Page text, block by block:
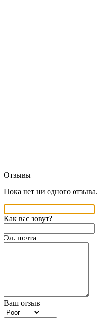
Отзывы
Пока нет ни одного
Как вас зовут?
Эл. почта
Ваш отзыв